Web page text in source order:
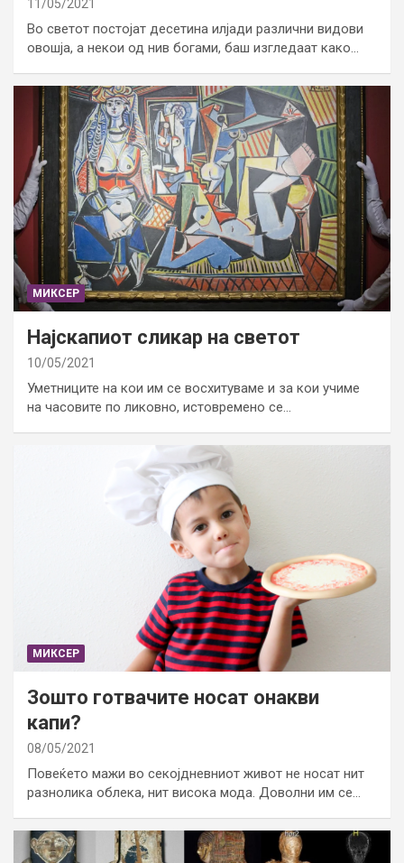
11/05/2021
Во светот постојат десетина илјади различни видови
овошја, а некои од нив богами, баш изгледаат како…
МИКСЕР
Најскапиот сликар на светот
10/05/2021
Уметниците на кои им се восхитуваме и за кои учиме
на часовите по ликовно, истовремено се…
МИКСЕР
Зошто готвачите носат онакви
капи?
08/05/2021
Повеќето мажи во секојдневниот живот не носат нит
разнолика облека, нит висока мода. Доволни им се…